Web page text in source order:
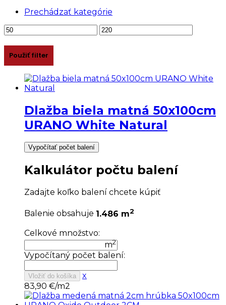
Prechádzať kategórie
Minimálna
cena
Maximálna
cena
Použiť filter
Dlažba biela matná 50x100cm
URANO White Natural
Vypočítať počet balení
Kalkulátor počtu balení
Zadajte koľko balení chcete kúpiť
Balenie obsahuje 1.486 m2
Celkové množstvo:
m2
Vypočítaný počet balení:
Vložiť do košíka
x
83,90 €/m2